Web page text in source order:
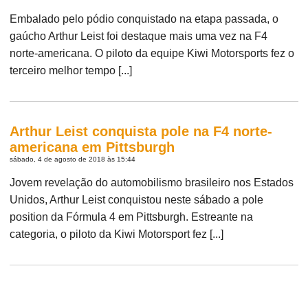
Embalado pelo pódio conquistado na etapa passada, o
gaúcho Arthur Leist foi destaque mais uma vez na F4
norte-americana. O piloto da equipe Kiwi Motorsports fez o
terceiro melhor tempo [...]
Arthur Leist conquista pole na F4 norte-
americana em Pittsburgh
sábado, 4 de agosto de 2018 às 15:44
Jovem revelação do automobilismo brasileiro nos Estados
Unidos, Arthur Leist conquistou neste sábado a pole
position da Fórmula 4 em Pittsburgh. Estreante na
categoria, o piloto da Kiwi Motorsport fez [...]